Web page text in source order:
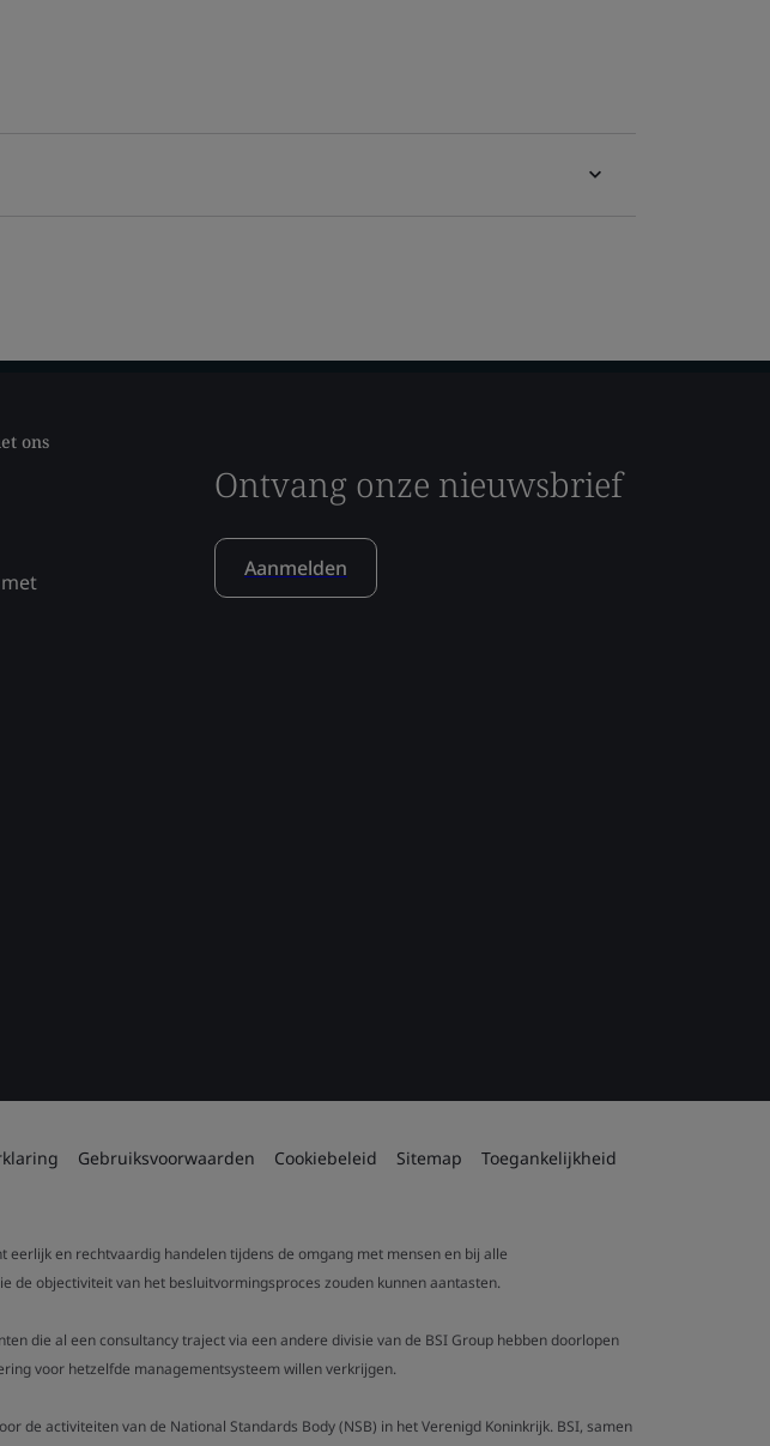
ons
Ontvang onze nieuwsbrief
Aanmelden
Gebruiksvoorwaarden Cookiebeleid Sitemap Toegankelijkheid
en rechtvaardig handelen tijdens de omgang met mensen en bij alle
de objectiviteit van het besluitvormingsproces zouden kunnen aantasten.
die al een consultancy traject via een andere divisie van de BSI Group hebben doorlopen
voor hetzelfde managementsysteem willen verkrijgen.
de activiteiten van de National Standards Body (NSB) in het Verenigd Koninkrijk. BSI, samen